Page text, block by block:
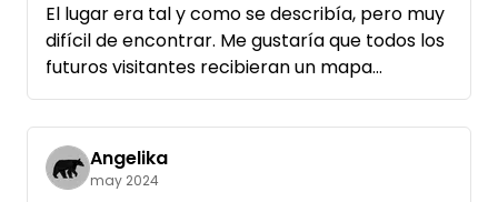
El lugar era tal y como se describía, pero muy
difícil de encontrar. Me gustaría que todos los
futuros visitantes recibieran un mapa
detallado de cómo llegar después de
reservar. El sitio está muy bien diseñado y la
ubicación es estupenda. Si merece la pena
pagar 28 euros por noche por una parcela
Angelika
may 2024